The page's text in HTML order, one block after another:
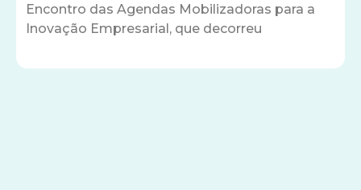
Encontro das Agendas Mobilizadoras para a
Inovação Empresarial, que decorreu